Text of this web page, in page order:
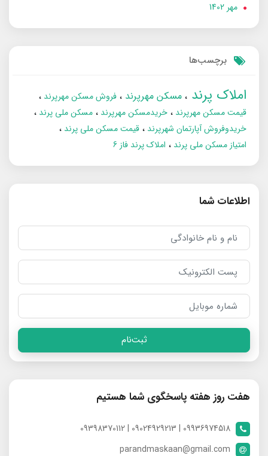
مهر 1402
برچسب‌ها
املاک پرند مسکن مهرپرند
فروش مسکن مهرپرند
قیمت مسکن مهرپرند
خریدمسکن مهرپرند
مسکن ملی پرند
خریدوفروش آپارتمان شهرپرند
قیمت مسکن ملی پرند
امتیاز مسکن ملی پرند
املاک پرند فاز 6
اطلاعات شما
ثبت‌نام
هفت روز هفته پاسخگوی شما هستیم
09936974518 | 09024929213 | 09398370112
parandmaskaan@gmail.com